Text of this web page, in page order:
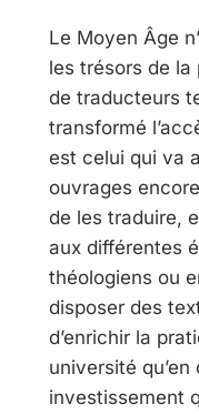
Le Moyen Âge
les trésors de la
de traducteurs
transformé
est celui qui va
ouvrages
de les traduire,
aux différentes
théologiens ou
disposer des
d’enrichir la
université qu’en
investissement